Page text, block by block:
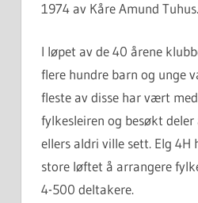
1974 av Kåre Amund Tuhus.
I løpet av de 40 årene
flere hundre barn og unge
fleste av disse har vært
fylkesleiren og besøkt
ellers aldri ville sett. Elg 4H
store løftet å arrangere
4-500 deltakere.